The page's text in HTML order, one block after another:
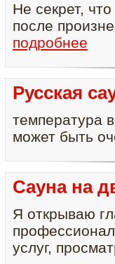
Не секрет,
после
подробнее
Русская
температура
может быть
Сауна на
Я открываю
услуг,